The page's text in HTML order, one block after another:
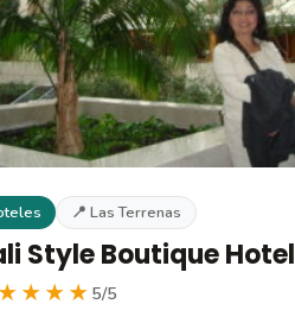
📍 Las Terrenas
Style Boutique Hotel
5/5